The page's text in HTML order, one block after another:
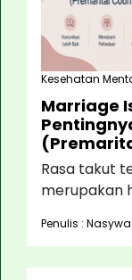
Kesehatan
Marriage
Rasa takut
merupakan
Penulis :